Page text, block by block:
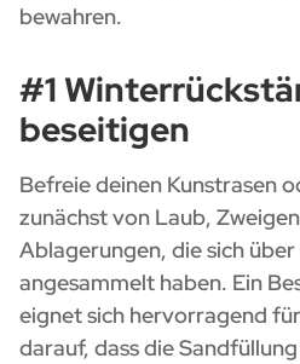
bewahren.
#1
beseitigen
Befreie deinen Kunstrasen
zunächst von Laub,
Ablagerungen, die sich
angesammelt haben. Ein
eignet sich hervorragend
darauf, dass die